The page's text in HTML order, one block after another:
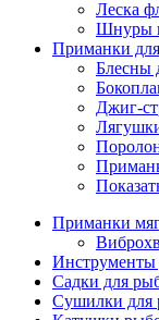
Леска
Шнуры
Приманки
Блесны
Джиг-
Приманки
Инструменты
Садки для
Сушилки для